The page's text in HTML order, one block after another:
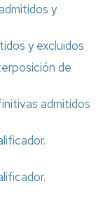
y
y excluidos
de
admitidos